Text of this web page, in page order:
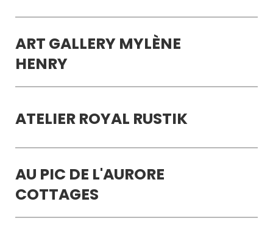
ART GALLERY MYLÈNE
HENRY
ATELIER ROYAL RUSTIK
AU PIC DE L'AURORE
COTTAGES